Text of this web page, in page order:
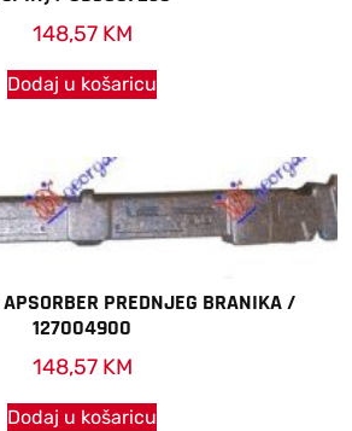
148,57 KM
Dodaj u košaricu
PREDNJEG BRANIKA /
127004900
148,57 KM
Dodaj u košaricu